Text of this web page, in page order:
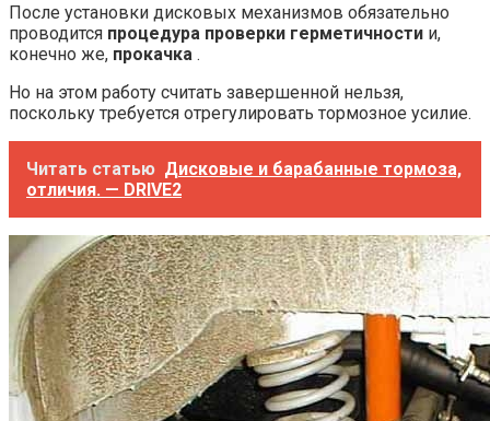
После установки дисковых механизмов обязательно
проводится процедура проверки герметичности и,
конечно же, прокачка .
Но на этом работу считать завершенной нельзя,
поскольку требуется отрегулировать тормозное усилие.
Читать статью Дисковые и барабанные тормоза,
отличия. — DRIVE2